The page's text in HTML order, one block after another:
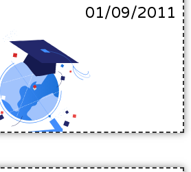
01/09/2011